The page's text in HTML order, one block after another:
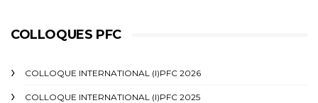
COLLOQUES PFC
COLLOQUE INTERNATIONAL (I)PFC 2026
COLLOQUE INTERNATIONAL (I)PFC 2025